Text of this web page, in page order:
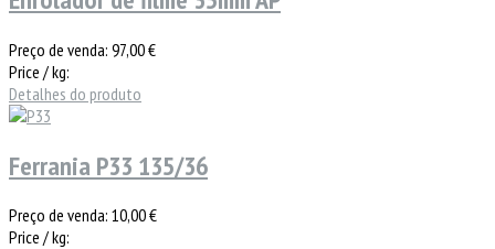
Preço de venda: 97,00 €
Price / kg:
Detalhes do produto
Ferrania P33 135/36
Preço de venda: 10,00 €
Price / kg: